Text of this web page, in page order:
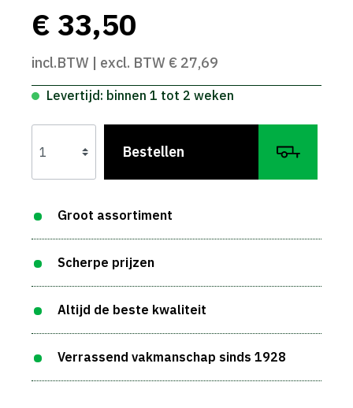
€ 33,50
incl.BTW | excl. BTW € 27,69
Levertijd: binnen 1 tot 2 weken
Bestellen
Groot assortiment
Scherpe prijzen
Altijd de beste kwaliteit
Verrassend vakmanschap sinds 1928